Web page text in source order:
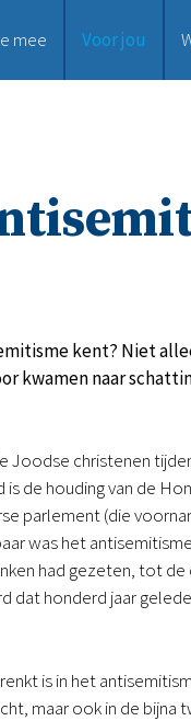
mee Voor jou
kent? Niet
kwamen naar
Joodse christenen
de houding van de
parlement (die
was het
had gezeten, tot
dat honderd jaar
is in het
maar ook in de bijna